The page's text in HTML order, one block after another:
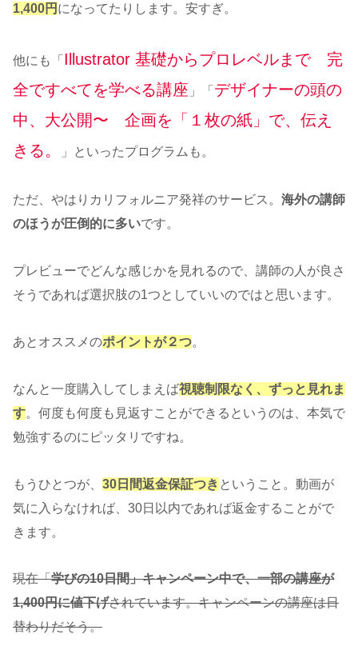
1,400円 になってたりします。安すぎ。
他にも「 Illustrator 基礎からプロレベルまで 完
全ですべてを学べる講座 」「 デザイナーの頭の
中、大公開〜 企画を「１枚の紙」で、伝え
きる。
」といったプログラムも。
ただ、やはりカリフォルニア発祥のサービス。 海外の講師
のほうが圧倒的に多いです。
プレビューでどんな感じかを見れるので、講師の人が良さ
そうであれば選択肢の1つとしていいのではと思います。
あとオススメのポイントが２つ。
なんと一度購入してしまえば視聴制限なく、ずっと見れま
す。何度も何度も見返すことができるというのは、本気で
勉強するのにピッタリですね。
もうひとつが、 30日間返金保証つき ということ。動画が
気に入らなければ、30日以内であれば返金することがで
きます。
現在「学びの10日間」キャンペーン中で、一部の講座が
1,400円に値下げされています。キャンペーンの講座は日
替わりだそう。